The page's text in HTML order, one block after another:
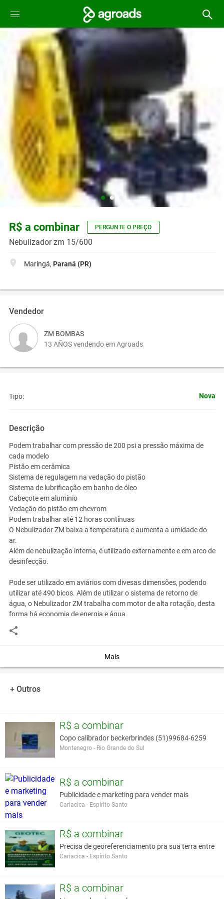
R$ a combinar PERGUNTE O PREÇO
Nebulizador zm 15/600
Maringá, Paraná (PR)
Vendedor
ZM BOMBAS
13 AÑOS vendendo em Agroads
Tipo: Nova
Descrição
Podem trabalhar com pressão de 200 psi a pressão máxima de
cada modelo
Pistão em cerâmica
Sistema de regulagem na vedação do pistão
Sistema de lubrificação em banho de óleo
Cabeçote em alumínio
Vedação do pistão em chevrom
Podem trabalhar até 12 horas contínuas
O Nebulizador ZM baixa a temperatura e aumenta a umidade do
ar.
Além de nebulização interna, é utilizado externamente e em arco de
desinfecção.
Pode ser utilizado em aviários com divesas dimensões, podendo
utilizar até 490 bicos. Além de utilizar o sistema de retorno de
água, o Nebulizador ZM trabalha com motor de alta rotação, desta
forma há economia de energia e água.
Vazão - Litros/min.
Pressão - Libras
Correia / Quantidade3PK750/1
6 metros de Sucção**
Você assume toda a responsabilidade pela cotação deste item. Você acha que
este anúncio é contra a política de Agroads?
Mais
+ Outros
R$ a combinar
Copo calibrador beckerbrindes (51)99684-6259
Montenegro - Rio Grande do Sul
R$ a combinar
Publicidade e marketing para vender mais
Cariacica - Espírito Santo
R$ a combinar
Precisa de georeferenciamento pra sua terra entre
Cariacica - Espírito Santo
R$ a combinar